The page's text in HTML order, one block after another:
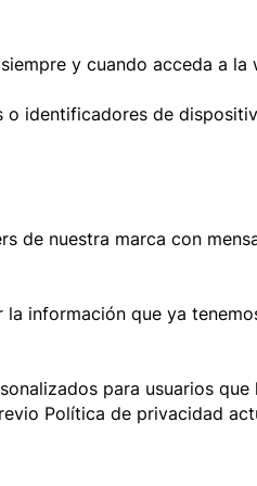
y cuando acceda a
o identificadores de
de nuestra marca con
información que ya
para usuarios
Política de privacidad